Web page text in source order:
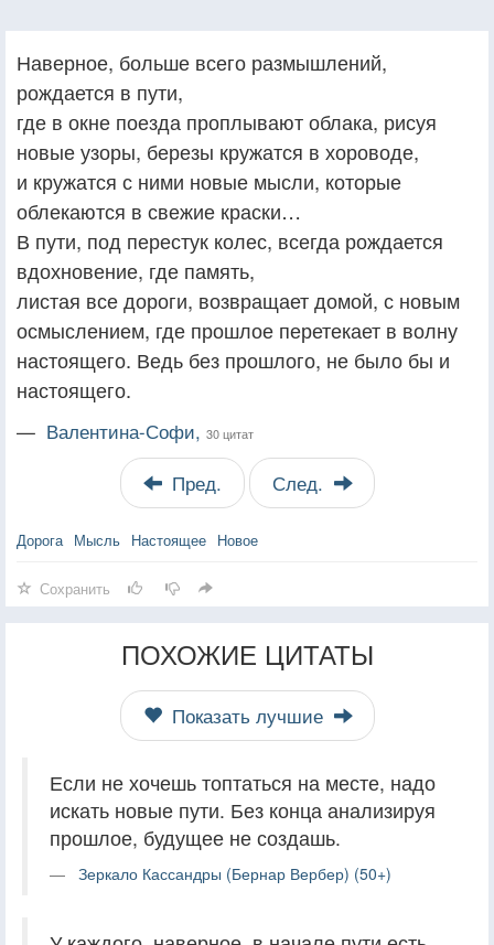
Наверное, больше всего размышлений,
рождается в пути,
где в окне поезда проплывают облака, рисуя
новые узоры, березы кружатся в хороводе,
и кружатся с ними новые мысли, которые
облекаются в свежие краски…
В пути, под перестук колес, всегда рождается
вдохновение, где память,
листая все дороги, возвращает домой, с новым
осмыслением, где прошлое перетекает в волну
настоящего. Ведь без прошлого, не было бы и
настоящего.
— Валентина-Софи, 30 цитат
Пред. След.
Дорога Мысль Настоящее Новое
Сохранить
ПОХОЖИЕ ЦИТАТЫ
Показать лучшие
Если не хочешь топтаться на месте, надо
искать новые пути. Без конца анализируя
прошлое, будущее не создашь.
Зеркало Кассандры (Бернар Вербер) (50+)